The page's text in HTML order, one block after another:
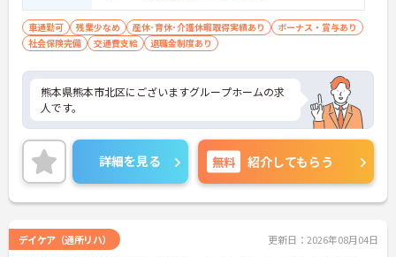
車通勤可 残業少なめ 産休･育休･介護休暇取得実績あり
ボーナス・賞与あり
社会保険完備
交通費支給 退職金制度あり
熊本県熊本市北区にございますグループホームの求
人です。
詳細を見る 無料 紹介してもらう
デイケア（通所リハ） 更新日：2026年08月04日